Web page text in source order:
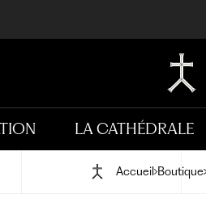
LA CATHÉDRALE
Accueil Boutique